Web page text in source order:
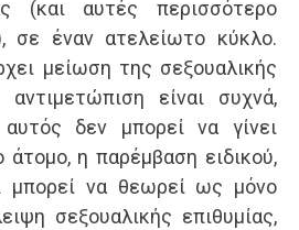
(και αυτές περισσότερο
σε έναν ατελείωτο κύκλο.
μείωση της σεξουαλικής
είναι συχνά,
δεν μπορεί να γίνει
άτομο, η παρέμβαση ειδικού,
μπορεί να θεωρεί ως μόνο
σεξουαλικής επιθυμίας,